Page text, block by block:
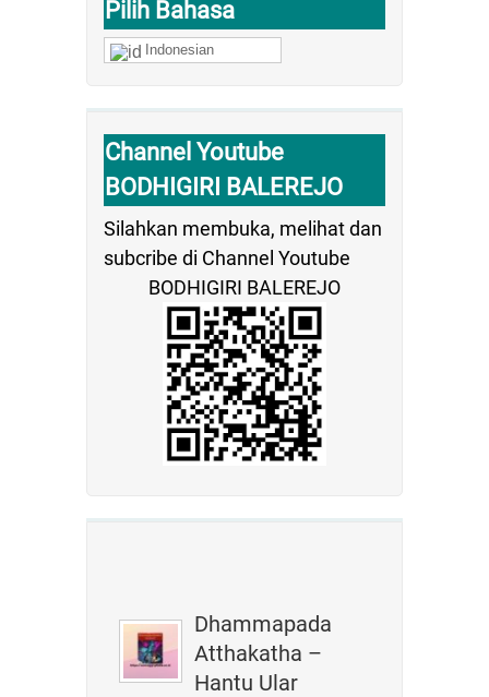
Pilih Bahasa
Indonesian
Channel Youtube
BODHIGIRI BALEREJO
Silahkan membuka, melihat dan
subcribe di Channel Youtube
BODHIGIRI BALEREJO
Dhammapada
Atthakatha –
Hantu Ular